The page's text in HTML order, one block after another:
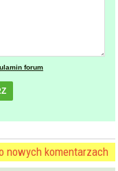
forum
nowych komentarzach